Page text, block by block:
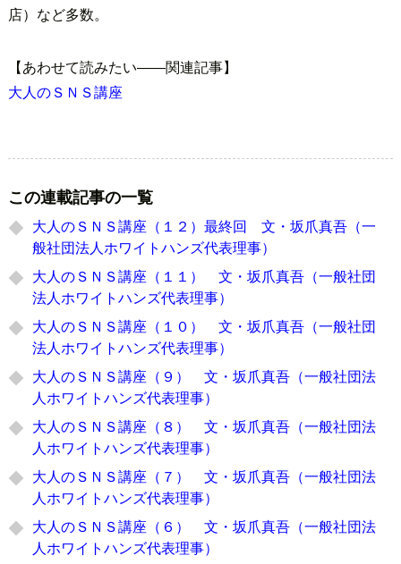
店）など多数。
【あわせて読みたい――関連記事】
大人のＳＮＳ講座
この連載記事の一覧
大人のＳＮＳ講座（１２）最終回 文・坂爪真吾（一
般社団法人ホワイトハンズ代表理事）
大人のＳＮＳ講座（１１） 文・坂爪真吾（一般社団
法人ホワイトハンズ代表理事）
大人のＳＮＳ講座（１０） 文・坂爪真吾（一般社団
法人ホワイトハンズ代表理事）
大人のＳＮＳ講座（９） 文・坂爪真吾（一般社団法
人ホワイトハンズ代表理事）
大人のＳＮＳ講座（８） 文・坂爪真吾（一般社団法
人ホワイトハンズ代表理事）
大人のＳＮＳ講座（７） 文・坂爪真吾（一般社団法
人ホワイトハンズ代表理事）
大人のＳＮＳ講座（６） 文・坂爪真吾（一般社団法
人ホワイトハンズ代表理事）